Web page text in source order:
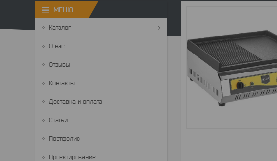
Каталог
О нас
Отзывы
Контакты
Доставка и оплата
Статьи
Портфолио
Проектирование